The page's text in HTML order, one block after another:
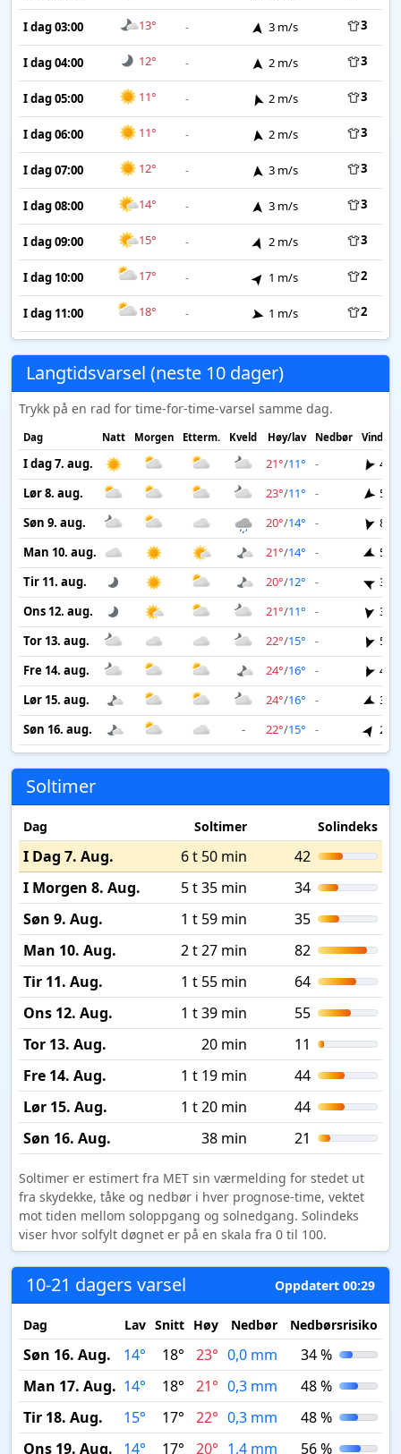
I dag 03:00 13° - 3 m/s 3
I dag 04:00 12° - 2 m/s 3
I dag 05:00 11° - 2 m/s 3
I dag 06:00 11° - 2 m/s 3
I dag 07:00 12° - 3 m/s 3
I dag 08:00 14° - 3 m/s 3
I dag 09:00 15° - 2 m/s 3
I dag 10:00 17° - 1 m/s 2
I dag 11:00 18° - 1 m/s 2
Langtidsvarsel (neste 10 dager)
Trykk på en rad for time-for-time-varsel samme dag.
Dag Natt Morgen Etterm. Kveld Høy/lav Nedbør Vind
I dag 7. aug. 21°/11° -
4
Lør 8. aug.
23°/11° -
5
Søn 9. aug.
20°/14° -
8
Man 10. aug.
21°/14° -
5
Tir 11. aug.
20°/12° -
3
Ons 12. aug.
21°/11° -
3
Tor 13. aug.
22°/15° -
5
Fre 14. aug.
24°/16° -
4
Lør 15. aug.
24°/16° -
3
Søn 16. aug.
- 22°/15° - 2
Soltimer
Dag Soltimer Solindeks
I Dag 7. Aug. 6 t 50 min
42
I Morgen 8. Aug.
5 t 35 min
34
Søn 9. Aug.
1 t 59 min
35
Man 10. Aug.
2 t 27 min
82
Tir 11. Aug.
1 t 55 min
64
Ons 12. Aug.
1 t 39 min
55
Tor 13. Aug.
20 min
11
Fre 14. Aug.
1 t 19 min
44
Lør 15. Aug.
1 t 20 min
44
Søn 16. Aug.
38 min 21
Soltimer er estimert fra MET sin værmelding for stedet ut
fra skydekke, tåke og nedbør i hver prognose-time, vektet
mot tiden mellom soloppgang og solnedgang. Solindeks
viser hvor solfylt døgnet er på en skala fra 0 til 100.
10-21 dagers varsel Oppdatert 00:29
Dag Lav Snitt Høy Nedbør Nedbørsrisiko
Søn 16. Aug. 14° 18° 23° 0,0 mm
34 %
Man 17. Aug. 14° 18° 21° 0,3 mm
48 %
Tir 18. Aug.
15° 17° 22° 0,3 mm
48 %
Ons 19. Aug.
14° 17° 20° 1,4 mm 56 %